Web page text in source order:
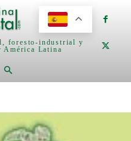
foresto-industrial y
América Latina